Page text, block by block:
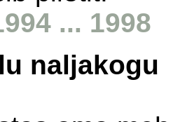
... 1998
naljakogu